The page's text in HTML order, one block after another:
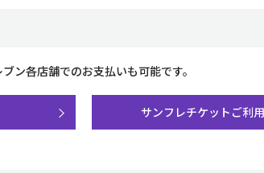
ン各店舗でのお支払いも可能です。
サンフレチケットご利